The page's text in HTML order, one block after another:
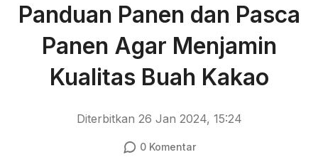
Panduan Panen dan Pasca
Panen Agar Menjamin
Kualitas Buah Kakao
Diterbitkan 26 Jan 2024, 15:24
0Komentar